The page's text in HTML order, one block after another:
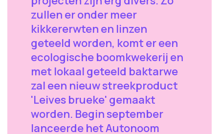
zullen er onder meer
kikkererwten en linzen
geteeld worden, komt er een
ecologische boomkwekerij en
met lokaal geteeld baktarwe
zal een nieuw streekproduct
'Leives brueke' gemaakt
worden. Begin september
lanceerde het Autonoom